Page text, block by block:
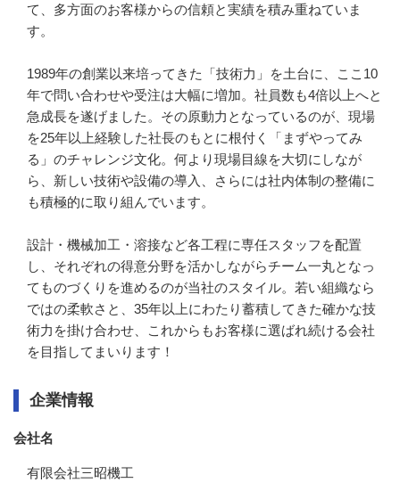
て、多方面のお客様からの信頼と実績を積み重ねていま
す。
1989年の創業以来培ってきた「技術力」を土台に、ここ10
年で問い合わせや受注は大幅に増加。社員数も4倍以上へと
急成長を遂げました。その原動力となっているのが、現場
を25年以上経験した社長のもとに根付く「まずやってみ
る」のチャレンジ文化。何より現場目線を大切にしなが
ら、新しい技術や設備の導入、さらには社内体制の整備に
も積極的に取り組んでいます。
設計・機械加工・溶接など各工程に専任スタッフを配置
し、それぞれの得意分野を活かしながらチーム一丸となっ
てものづくりを進めるのが当社のスタイル。若い組織なら
ではの柔軟さと、35年以上にわたり蓄積してきた確かな技
術力を掛け合わせ、これからもお客様に選ばれ続ける会社
を目指してまいります！
企業情報
会社名
有限会社三昭機工